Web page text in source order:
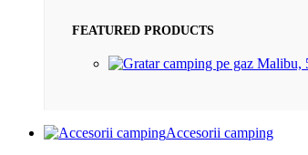
FEATURED PRODUCTS
Accesorii camping